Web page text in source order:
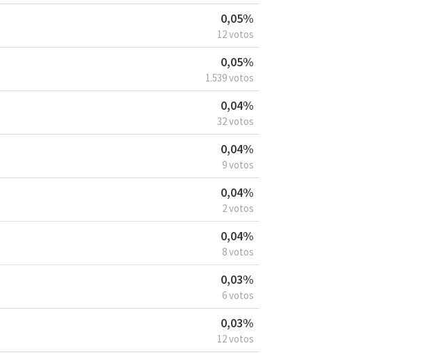
0,05%
12 votos
0,05%
1.539 votos
0,04%
32 votos
0,04%
9 votos
0,04%
2 votos
0,04%
8 votos
0,03%
6 votos
0,03%
12 votos